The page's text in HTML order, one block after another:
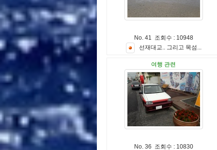
No. 41 조회수 : 10948
선재대 교.. 그리 고 목섬 ...
여행 관련
No. 36 조회수 : 10830